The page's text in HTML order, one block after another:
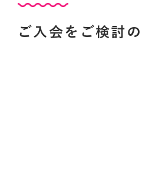
ご入会を ご検討の